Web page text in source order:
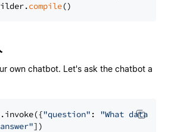
compile
own chatbot. Let's ask the chatbot a
"question" : "What data